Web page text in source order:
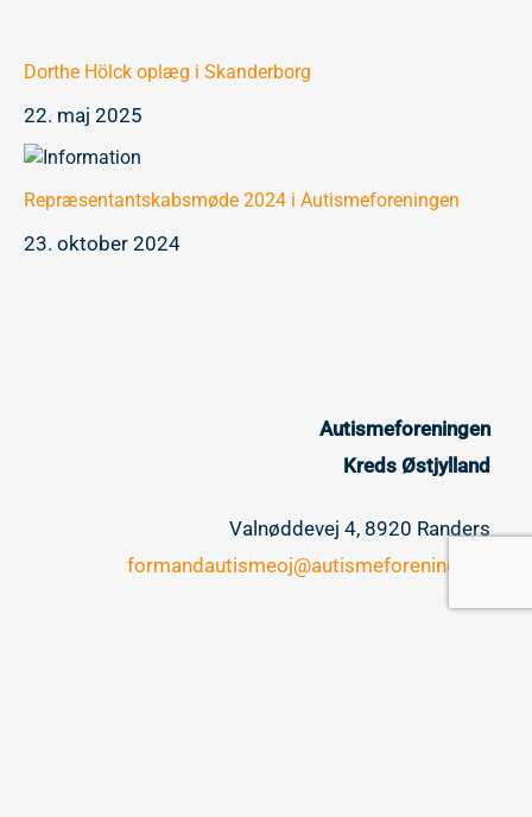
Dorthe Hölck oplæg i Skanderborg
22. maj 2025
Repræsentantskabsmøde 2024 i Autismeforeningen
23. oktober 2024
Autismeforeningen
Kreds Østjylland
Valnøddevej 4, 8920 Randers
formandautismeoj@autismeforening.dk